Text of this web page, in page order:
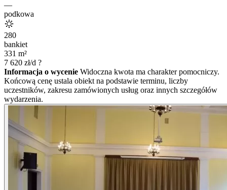
—
podkowa
280
bankiet
331 m²
7 620 zł/d ?
Informacja o wycenie Widoczna kwota ma charakter pomocniczy.
Końcową cenę ustala obiekt na podstawie terminu, liczby
uczestników, zakresu zamówionych usług oraz innych szczegółów
wydarzenia.